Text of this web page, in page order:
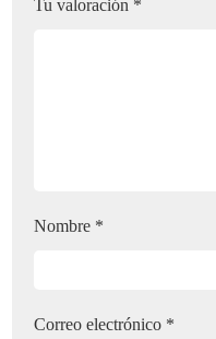
Tu valoración *
Nombre *
Correo electrónico *